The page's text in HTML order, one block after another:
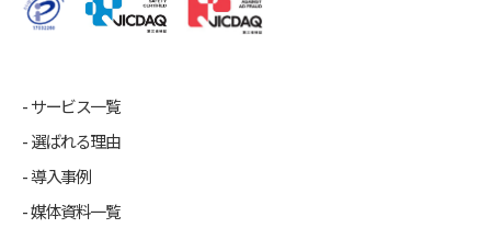
サービス一覧
選ばれる理由
導入事例
媒体資料一覧